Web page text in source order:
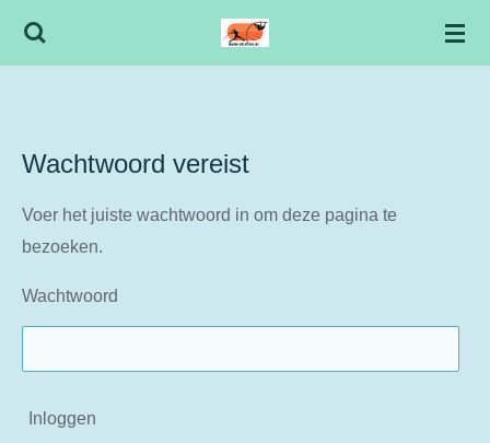
Ga
hoofdinhoud
Wachtwoord vereist
Voer het juiste wachtwoord in om deze pagina te
bezoeken.
Wachtwoord
Inloggen